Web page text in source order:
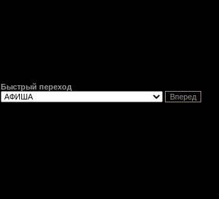
Быстрый переход